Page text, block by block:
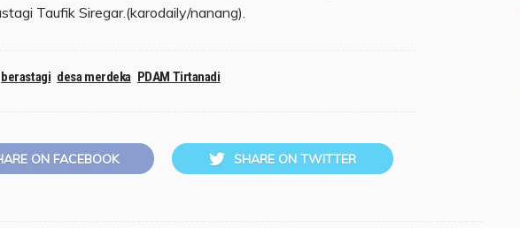
Taufik Siregar.(karodaily/nanang).
berastagi desa merdeka PDAM Tirtanadi
ON FACEBOOK SHARE ON TWITTER